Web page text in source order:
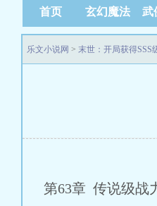
首页 玄幻魔法 武
乐文小说网 > 末世：开局获得SSS
第63章 传说级战